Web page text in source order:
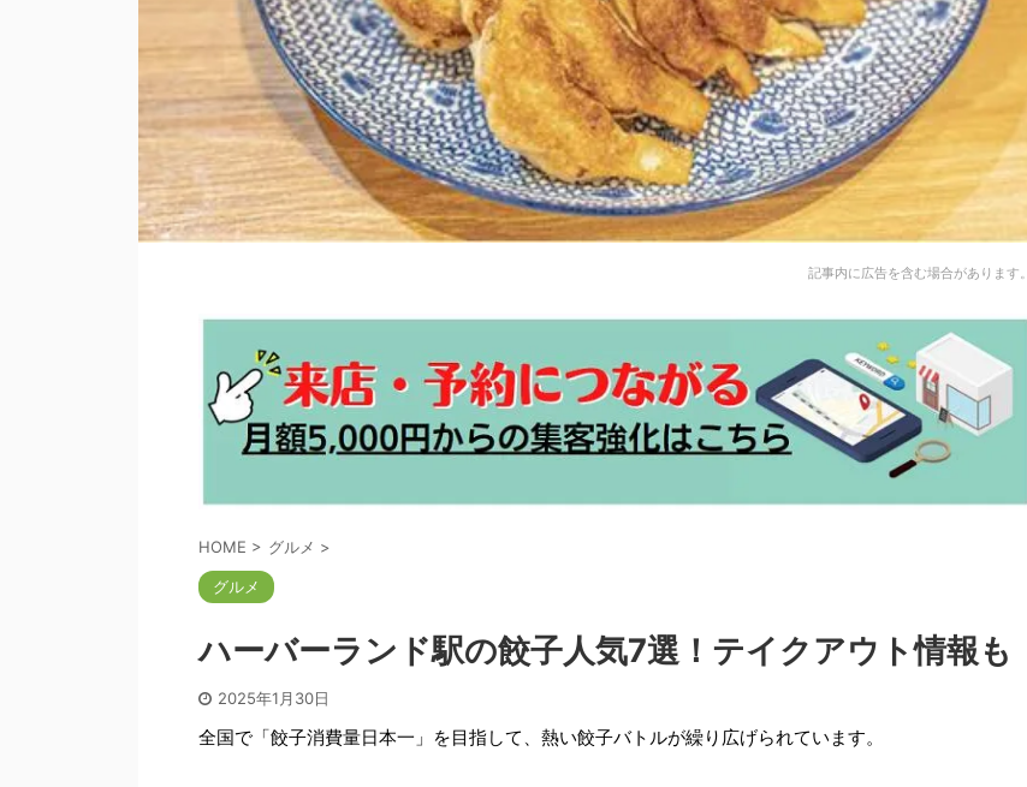
記事内に広告を含む場合があります。
HOME > グルメ >
グルメ
ハーバーランド駅の餃子人気7選！テイクアウト情報も
2025年1月30日
全国で「餃子消費量日本一」を目指して、熱い餃子バトルが繰り広げられています。